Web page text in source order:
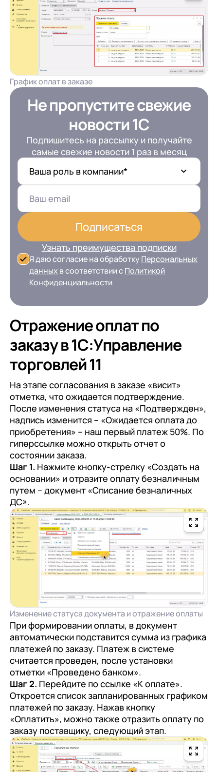
График оплат в заказе
Не пропустите свежие
новости 1С
Подпишитесь на рассылку и получайте
самые свежие новости 1 раз в месяц
Ваша роль в компании*
Подписаться
Узнать преимущества подписки
Я даю согласие на обработку Персональных
данных в соответствии сПолитикой
Конфиденциальности
Отражение оплат по
заказу в 1С:Управление
торговлей 11
На этапе согласования в заказе «висит»
отметка, что ожидается подтверждение.
После изменения статуса на «Подтвержден»,
надпись изменится – «Ожидается оплата до
приобретения» – наш первый платеж 50%. По
гиперссылке можно открыть отчет о
состоянии заказа.
Шаг 1. Нажмите кнопку-стрелку «Создать на
основании» и отразите оплату безналичным
путем – документ «Списание безналичных
ДС».
Изменение статуса документа и отражение оплаты
При формировании оплаты, в документ
автоматически подставится сумма из графика
платежей по заказу. Платеж в системе
считается проведен, после установки
отметки «Проведено банком».
Шаг 2. Перейдите по ссылке «К оплате».
Откроется список запланированных графиком
платежей по заказу. Нажав кнопку
«Оплатить», можно также отразить оплату по
заказу поставщику, следующий этап.